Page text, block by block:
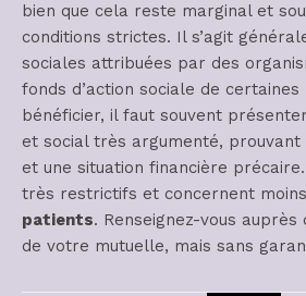
bien que cela reste marginal et
conditions strictes. Il s’agit
sociales attribuées par des
fonds d’action sociale de
bénéficier, il faut souvent
et social très argumenté, prouvant
et une situation financière
très restrictifs et concernent
patients. Renseignez-vous auprès
de votre mutuelle, mais sans